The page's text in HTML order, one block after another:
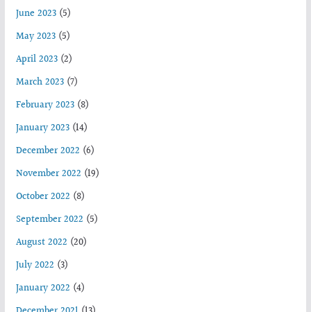
June 2023(5)
May 2023(5)
April 2023(2)
March 2023(7)
February 2023(8)
January 2023(14)
December 2022 (6)
November 2022 (19)
October 2022 (8)
September 2022 (5)
August 2022 (20)
July 2022 (3)
January 2022 (4)